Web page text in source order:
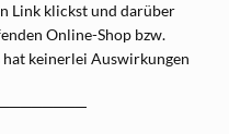
Link klickst und darüber
Online-Shop bzw.
keinerlei Auswirkungen